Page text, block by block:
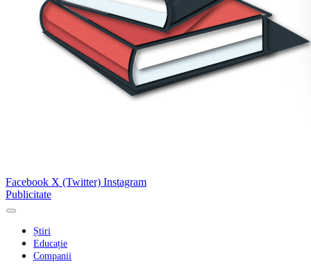
Facebook X (Twitter) Instagram
Publicitate
Știri
Educație
Companii